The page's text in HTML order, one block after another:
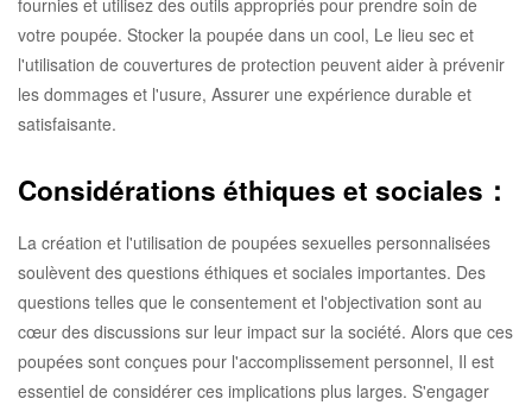
fournies et utilisez des outils appropriés pour prendre soin de
votre poupée. Stocker la poupée dans un cool, Le lieu sec et
l'utilisation de couvertures de protection peuvent aider à prévenir
les dommages et l'usure, Assurer une expérience durable et
satisfaisante.
Considérations éthiques et sociales：
La création et l'utilisation de poupées sexuelles personnalisées
soulèvent des questions éthiques et sociales importantes. Des
questions telles que le consentement et l'objectivation sont au
cœur des discussions sur leur impact sur la société. Alors que ces
poupées sont conçues pour l'accomplissement personnel, Il est
essentiel de considérer ces implications plus larges. S'engager